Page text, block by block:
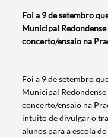
​Foi a 9 de setembro
Municipal
concerto/ensaio na
​Foi a 9 de setembro
Municipal
concerto/ensaio na
intuito de divulgar o
alunos para a escola